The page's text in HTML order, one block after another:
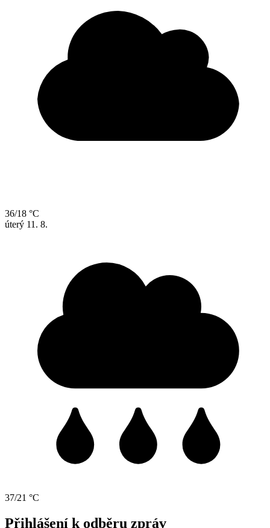
36/18 °C
úterý 11. 8.
37/21 °C
Přihlášení k odběru zpráv